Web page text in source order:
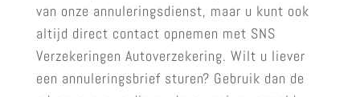
van onze annuleringsdienst, maar u kunt ook
altijd direct contact opnemen met SNS
Verzekeringen Autoverzekering. Wilt u liever
een annuleringsbrief sturen? Gebruik dan de